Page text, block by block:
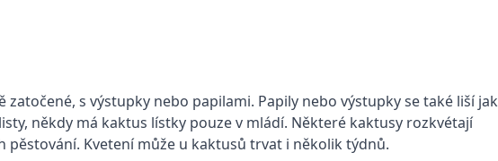
s výstupky nebo papilami. Papily nebo výstupky se také liší jak
někdy má kaktus lístky pouze v mládí. Některé kaktusy rozkvétají
Kvetení může u kaktusů trvat i několik týdnů.